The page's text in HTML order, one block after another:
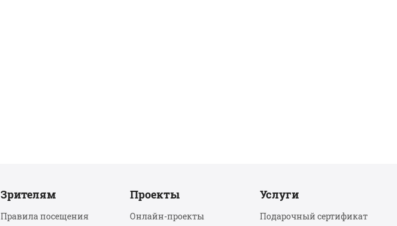
Зрителям
Правила посещения
Проекты
Онлайн-проекты
Услуги
Подарочный сертификат